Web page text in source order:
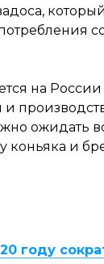
на
ожидать
коньяка и
году